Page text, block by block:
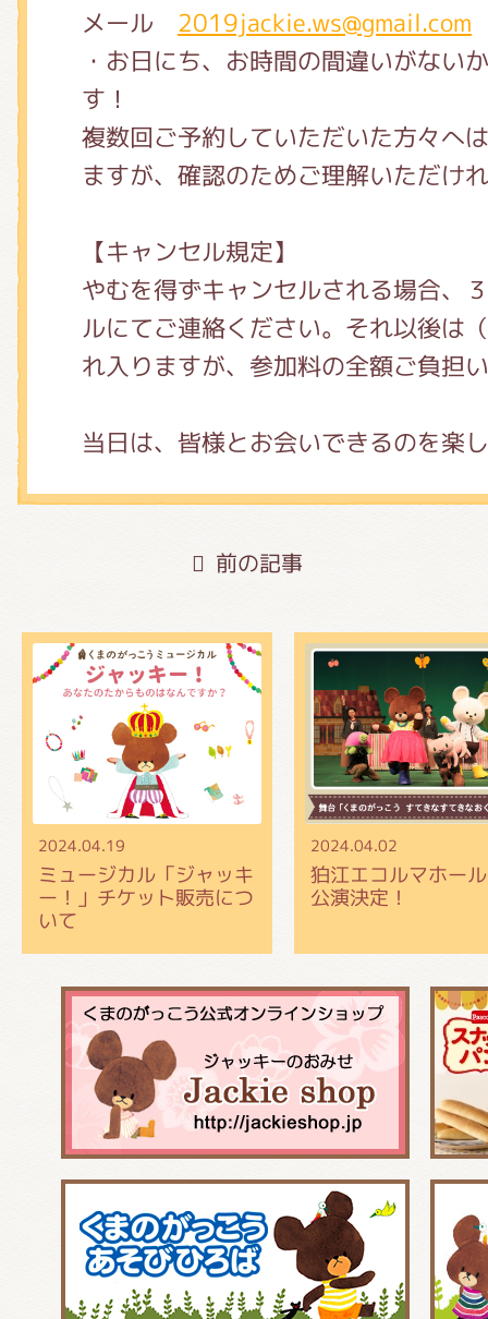
メール 2019jackie.ws@gmail.com
・お日にち、お時間の間違いがない
す！
複数回ご予約していただいた方々へ
ますが、確認のためご理解いただけ
【キャンセル規定】
やむを得ずキャンセルされる場合、
ルにてご連絡ください。それ以後は
れ入りますが、参加料の全額ご負担
当日は、皆様とお会いできるのを楽
前の記事
2024.04.19
ミュージカル「ジャッキ
ー！」チケット販売につ
いて
2024.04.02
狛江エコルマホー
公演決定！